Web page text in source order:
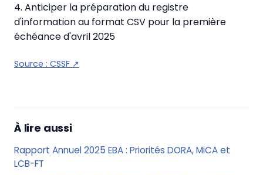
4. Anticiper la préparation du registre
d'information au format CSV pour la première
échéance d'avril 2025
Source : CSSF ↗
À lire aussi
Rapport Annuel 2025 EBA : Priorités DORA, MiCA et
LCB-FT